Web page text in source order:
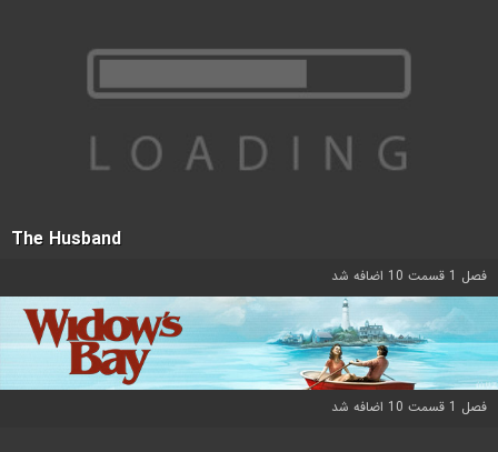
The Husband
فصل 1 قسمت 10 اضافه شد
فصل 1 قسمت 10 اضافه شد